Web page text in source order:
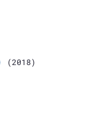
(2018)